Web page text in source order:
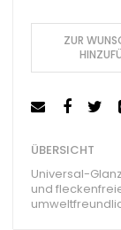
ZUR
ÜBERSICHT
Universal-
und